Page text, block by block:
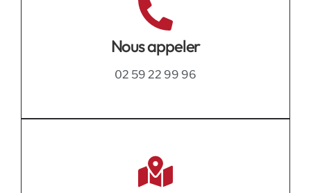
Nous appeler
02 59 22 99 96